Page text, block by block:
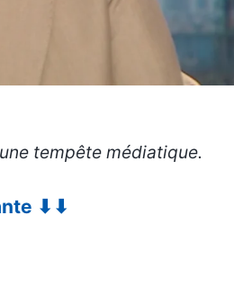
tempête médiatique.
⬇⬇